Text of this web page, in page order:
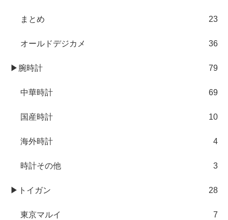
まとめ 23
オールドデジカメ 36
▶腕時計 79
中華時計 69
国産時計 10
海外時計 4
時計その他 3
▶トイガン 28
東京マルイ 7